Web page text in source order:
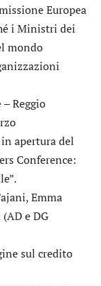
Europea
i Ministri dei
mondo
– Reggio
apertura del
Conference:
Emma
e DG
sul credito